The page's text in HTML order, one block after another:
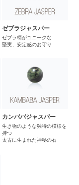
ゼブラジャスパー
ゼブラ柄がユニークな
堅実、安定感のお守り
カンババジャスパー
生き物のような独特の模様を
持つ
太古に生まれた神秘の石